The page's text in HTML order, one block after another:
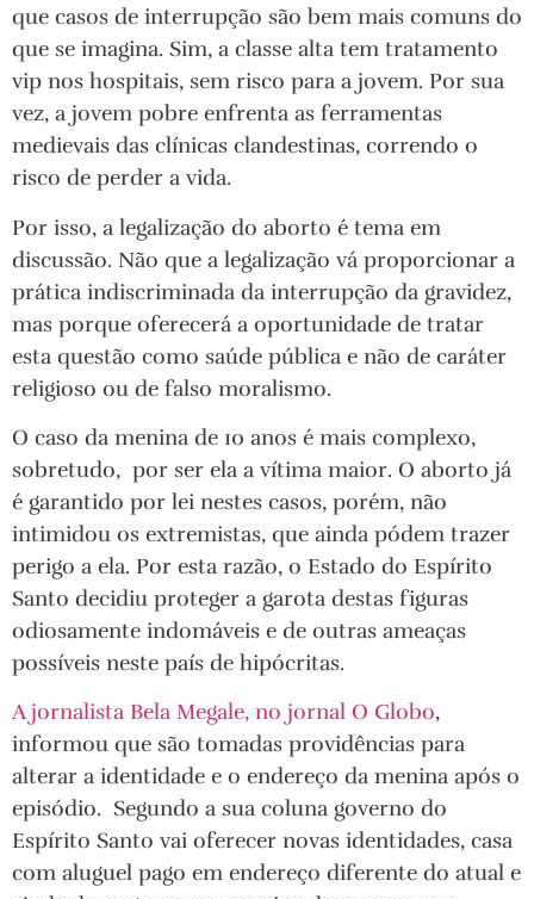
que casos de interrupção são bem mais comuns do
que se imagina. Sim, a classe alta tem tratamento
vip nos hospitais, sem risco para a jovem. Por sua
vez, a jovem pobre enfrenta as ferramentas
medievais das clínicas clandestinas, correndo o
risco de perder a vida.
Por isso, a legalização do aborto é tema em
discussão. Não que a legalização vá proporcionar a
prática indiscriminada da interrupção da gravidez,
mas porque oferecerá a oportunidade de tratar
esta questão como saúde pública e não de caráter
religioso ou de falso moralismo.
O caso da menina de 10 anos é mais complexo,
sobretudo, por ser ela a vítima maior. O aborto já
é garantido por lei nestes casos, porém, não
intimidou os extremistas, que ainda pódem trazer
perigo a ela. Por esta razão, o Estado do Espírito
Santo decidiu proteger a garota destas figuras
odiosamente indomáveis e de outras ameaças
possíveis neste país de hipócritas.
A jornalista Bela Megale, no jornal O Globo,
informou que são tomadas providências para
alterar a identidade e o endereço da menina após o
episódio. Segundo a sua coluna governo do
Espírito Santo vai oferecer novas identidades, casa
com aluguel pago em endereço diferente do atual e